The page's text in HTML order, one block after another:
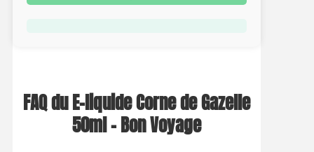
FAQ du E-liquide Corne de Gazelle
50ml – Bon Voyage